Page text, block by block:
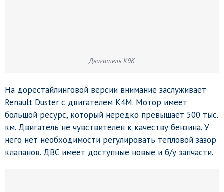
Двигатель K9K
На дорестайлинговой версии внимание заслуживает
Renault Duster с двигателем K4M. Мотор имеет
большой ресурс, который нередко превышает 500 тыс.
км. Двигатель не чувствителен к качеству бензина. У
него нет необходимости регулировать тепловой зазор
клапанов. ДВС имеет доступные новые и б/у запчасти.